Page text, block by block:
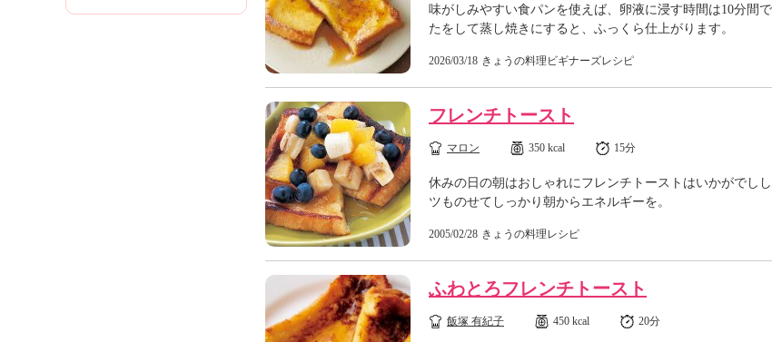
味がしみやすい食パンを使えば、卵液に浸す時間は10分間
たをして蒸し焼きにすると、ふっくら仕上がります。
2026/03/18 きょうの料理ビギナーズレシピ
フレンチトースト
マロン 350 kcal 15分
休みの日の朝はおしゃれにフレンチトーストはいかがでし
ツものせてしっかり朝からエネルギーを。
2005/02/28 きょうの料理レシピ
ふわとろフレンチトースト
飯塚 有紀子 450 kcal 20分